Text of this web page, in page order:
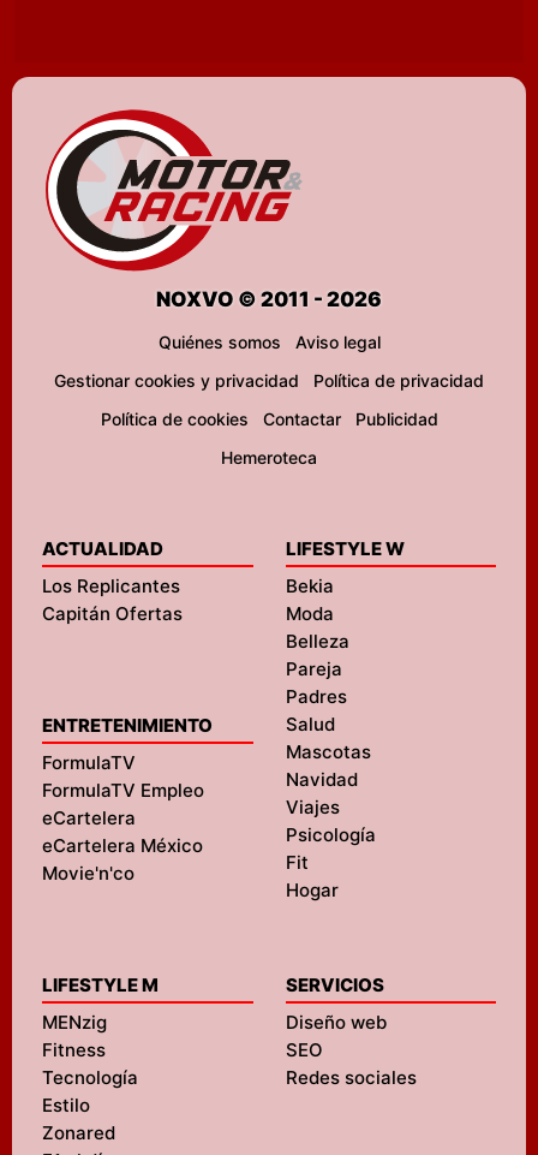
NOXVO © 2011 - 2026
Quiénes somos
Aviso legal
Gestionar cookies y privacidad
Política de privacidad
Política de cookies
Contactar
Publicidad
Hemeroteca
ACTUALIDAD
Los Replicantes
Capitán Ofertas
ENTRETENIMIENTO
FormulaTV
FormulaTV Empleo
eCartelera
eCartelera México
Movie'n'co
LIFESTYLE W
Bekia
Moda
Belleza
Pareja
Padres
Salud
Mascotas
Navidad
Viajes
Psicología
Fit
Hogar
LIFESTYLE M
MENzig
Fitness
Tecnología
Estilo
Zonared
SERVICIOS
Diseño web
SEO
Redes sociales